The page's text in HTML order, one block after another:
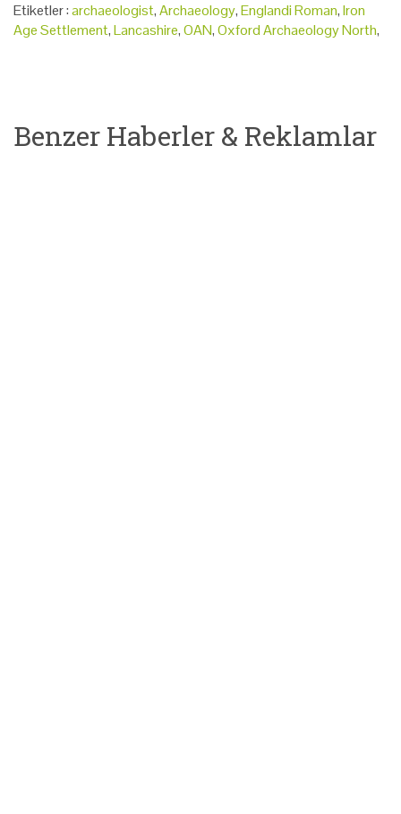
Etiketler :archaeologist,Archaeology,Englandi Roman,Iron
Age Settlement,Lancashire,OAN,Oxford Archaeology North,
Benzer Haberler & Reklamlar